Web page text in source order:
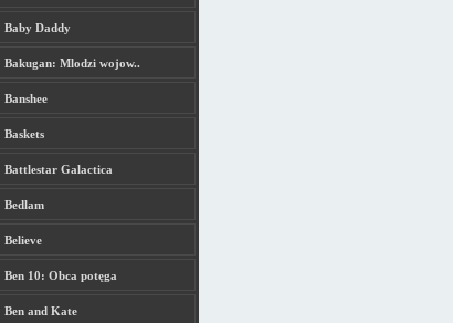
Baby Daddy
Bakugan: Mlodzi wojow..
Banshee
Baskets
Battlestar Galactica
Bedlam
Believe
Ben 10: Obca potęga
Ben and Kate